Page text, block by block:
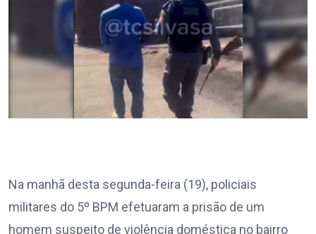
Na manhã desta segunda-feira (19), policiais
militares do 5º BPM efetuaram a prisão de um
homem suspeito de violência doméstica no bairro